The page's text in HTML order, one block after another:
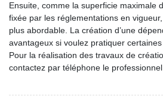
Ensuite, comme la superficie maximale
fixée par les réglementations en
plus abordable. La création d’une
avantageux si voulez pratiquer
Pour la réalisation des travaux de
contactez par téléphone le professionnel